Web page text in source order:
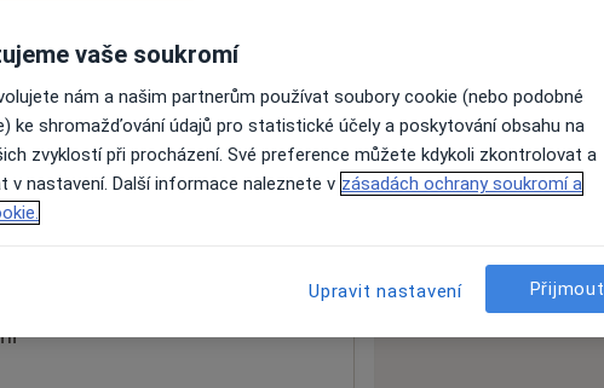
vaše soukromí
nám a našim partnerům používat soubory cookie (nebo podobné
ke shromažďování údajů pro statistické účely a poskytování obsahu na
zvyklostí při procházení. Své preference můžete kdykoli zkontrolovat a
v nastavení. Další informace naleznete v zásadách ochrany soukromí a
Upravit nastavení Přijmout